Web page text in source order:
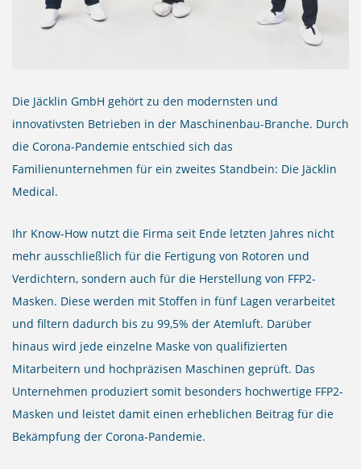
Die Jäcklin GmbH gehört zu den modernsten und
innovativsten Betrieben in der Maschinenbau-Branche. Durch
die Corona-Pandemie entschied sich das
Familienunternehmen für ein zweites Standbein: Die Jäcklin
Medical.
Ihr Know-How nutzt die Firma seit Ende letzten Jahres nicht
mehr ausschließlich für die Fertigung von Rotoren und
Verdichtern, sondern auch für die Herstellung von FFP2-
Masken. Diese werden mit Stoffen in fünf Lagen verarbeitet
und filtern dadurch bis zu 99,5% der Atemluft. Darüber
hinaus wird jede einzelne Maske von qualifizierten
Mitarbeitern und hochpräzisen Maschinen geprüft. Das
Unternehmen produziert somit besonders hochwertige FFP2-
Masken und leistet damit einen erheblichen Beitrag für die
Bekämpfung der Corona-Pandemie.